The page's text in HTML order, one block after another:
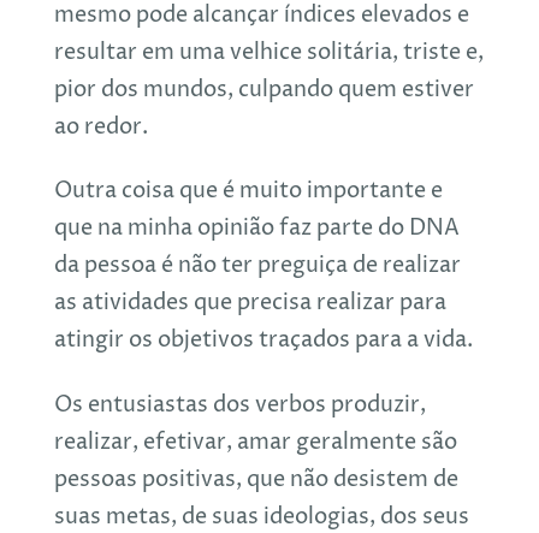
mesmo pode alcançar índices elevados e
resultar em uma velhice solitária, triste e,
pior dos mundos, culpando quem estiver
ao redor.
Outra coisa que é muito importante e
que na minha opinião faz parte do DNA
da pessoa é não ter preguiça de realizar
as atividades que precisa realizar para
atingir os objetivos traçados para a vida.
Os entusiastas dos verbos produzir,
realizar, efetivar, amar geralmente são
pessoas positivas, que não desistem de
suas metas, de suas ideologias, dos seus